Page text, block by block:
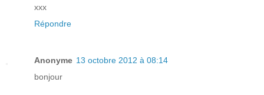
xxx
Répondre
Anonyme 13 octobre 2012 à 08:14
bonjour